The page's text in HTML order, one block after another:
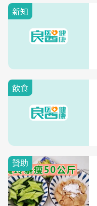
新知
飲食